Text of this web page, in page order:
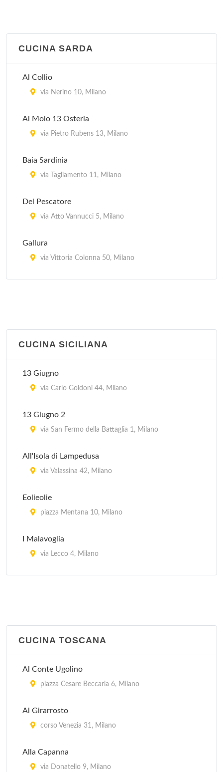
CUCINA SARDA
Al Collio
via Nerino 10, Milano
Al Molo 13 Osteria
via Pietro Rubens 13, Milano
Baia Sardinia
via Tagliamento 11, Milano
Del Pescatore
via Atto Vannucci 5, Milano
Gallura
via Vittoria Colonna 50, Milano
via Goffredo Sigieri 10, Milano
CUCINA SICILIANA
13 Giugno
via Carlo Goldoni 44, Milano
13 Giugno 2
via San Fermo della Battaglia 1, Milano
All'Isola di Lampedusa
via Valassina 42, Milano
Eolieolie
piazza Mentana 10, Milano
I Malavoglia
via Lecco 4, Milano
viale Gian Galeazzo 6, Milano
CUCINA TOSCANA
Al Conte Ugolino
piazza Cesare Beccaria 6, Milano
Al Girarrosto
corso Venezia 31, Milano
Alla Capanna
via Donatello 9, Milano